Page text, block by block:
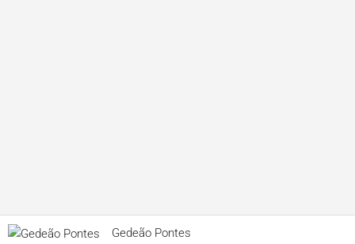
Gedeão Pontes